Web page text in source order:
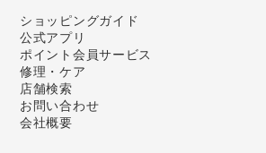
ショッピングガイド
公式アプリ
ポイント会員サービス
修理・ケア
店舗検索
お問い合わせ
会社概要